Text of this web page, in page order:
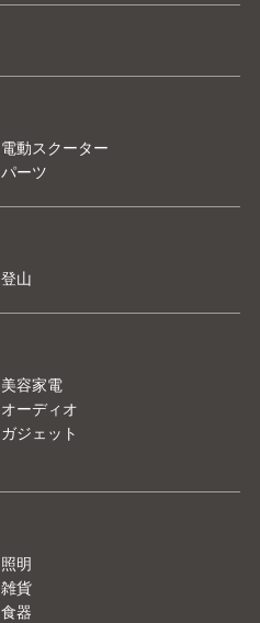
電動スクーター
パーツ
登山
美容家電
オーディオ
ガジェット
照明
雑貨
食器